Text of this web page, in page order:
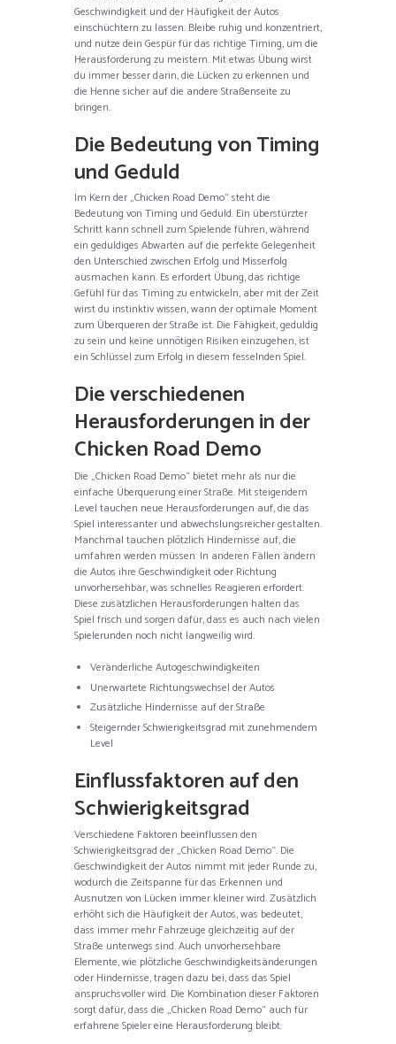
Geschwindigkeit und der Häufigkeit der Autos
einschüchtern zu lassen. Bleibe ruhig und konzentriert,
und nutze dein Gespür für das richtige Timing, um die
Herausforderung zu meistern. Mit etwas Übung wirst
du immer besser darin, die Lücken zu erkennen und
die Henne sicher auf die andere Straßenseite zu
bringen.
Die Bedeutung von Timing
und Geduld
Im Kern der „Chicken Road Demo“ steht die
Bedeutung von Timing und Geduld. Ein überstürzter
Schritt kann schnell zum Spielende führen, während
ein geduldiges Abwarten auf die perfekte Gelegenheit
den Unterschied zwischen Erfolg und Misserfolg
ausmachen kann. Es erfordert Übung, das richtige
Gefühl für das Timing zu entwickeln, aber mit der Zeit
wirst du instinktiv wissen, wann der optimale Moment
zum Überqueren der Straße ist. Die Fähigkeit, geduldig
zu sein und keine unnötigen Risiken einzugehen, ist
ein Schlüssel zum Erfolg in diesem fesselnden Spiel.
Die verschiedenen
Herausforderungen in der
Chicken Road Demo
Die „Chicken Road Demo“ bietet mehr als nur die
einfache Überquerung einer Straße. Mit steigendem
Level tauchen neue Herausforderungen auf, die das
Spiel interessanter und abwechslungsreicher gestalten.
Manchmal tauchen plötzlich Hindernisse auf, die
umfahren werden müssen. In anderen Fällen ändern
die Autos ihre Geschwindigkeit oder Richtung
unvorhersehbar, was schnelles Reagieren erfordert.
Diese zusätzlichen Herausforderungen halten das
Spiel frisch und sorgen dafür, dass es auch nach vielen
Spielerunden noch nicht langweilig wird.
Veränderliche Autogeschwindigkeiten
Unerwartete Richtungswechsel der Autos
Zusätzliche Hindernisse auf der Straße
Steigernder Schwierigkeitsgrad mit zunehmendem
Level
Einflussfaktoren auf den
Schwierigkeitsgrad
Verschiedene Faktoren beeinflussen den
Schwierigkeitsgrad der „Chicken Road Demo“. Die
Geschwindigkeit der Autos nimmt mit jeder Runde zu,
wodurch die Zeitspanne für das Erkennen und
Ausnutzen von Lücken immer kleiner wird. Zusätzlich
erhöht sich die Häufigkeit der Autos, was bedeutet,
dass immer mehr Fahrzeuge gleichzeitig auf der
Straße unterwegs sind. Auch unvorhersehbare
Elemente, wie plötzliche Geschwindigkeitsänderungen
oder Hindernisse, tragen dazu bei, dass das Spiel
anspruchsvoller wird. Die Kombination dieser Faktoren
sorgt dafür, dass die „Chicken Road Demo“ auch für
erfahrene Spieler eine Herausforderung bleibt.